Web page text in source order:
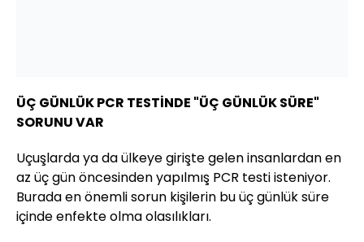
ÜÇ GÜNLÜK PCR TESTİNDE "ÜÇ GÜNLÜK SÜRE"
SORUNU VAR
Uçuşlarda ya da ülkeye girişte gelen insanlardan en
az üç gün öncesinden yapılmış PCR testi isteniyor.
Burada en önemli sorun kişilerin bu üç günlük süre
içinde enfekte olma olasılıkları.